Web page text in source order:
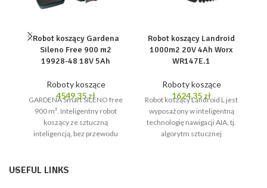
Robot koszący Gardena
Sileno Free 900 m2
19928-48 18V 5Ah
Roboty koszące
4549,35zł
GARDENA Smart SILENO free
900 m². Inteligentny robot
koszący ze sztuczną
inteligencją, bez przewodu
pracy bez konieczności
Robot koszący Landroid
1000m2 20V 4Ah Worx
WR147E.1
Roboty koszące
1624,35 zł
Robot koszący Landroid L jest
wyposażony w inteligentną
technologię nawigacji AIA, tj.
algorytm sztucznej
USEFUL LINKS